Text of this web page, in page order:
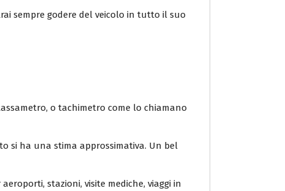
sempre godere del veicolo in tutto il suo
o tachimetro come lo chiamano
si ha una stima approssimativa. Un bel
stazioni, visite mediche, viaggi in